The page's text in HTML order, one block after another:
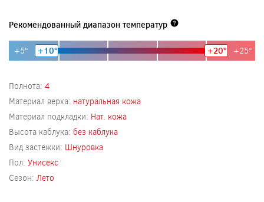
Рекомендованный диапазон температур
+5° +10° +20° +25°
Полнота: 4
Материал верха: натуральная кожа
Материал подкладки: Нат. кожа
Высота каблука: без каблука
Вид застежки: Шнуровка
Пол: Унисекс
Сезон: Лето